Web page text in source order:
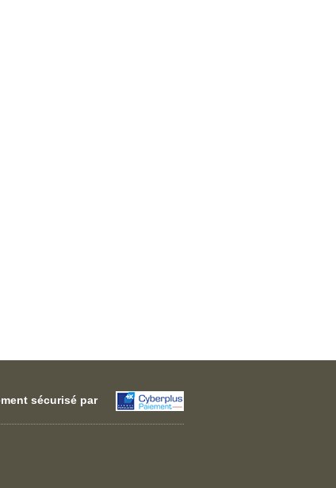
sécurisé par